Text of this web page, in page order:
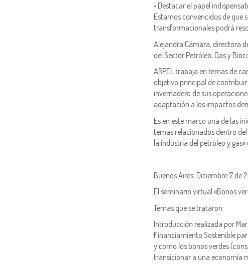
• Destacar el papel
Estamos convencidos de que
transformacionales podrá
Alejandra Cámara, directora
del Sector Petróleo, Gas y
ARPEL trabaja en temas de
objetivo principal de contribuir
invernadero de sus
adaptación a los impactos
Es en este marco una de las
temas relacionados dentro
la industria del petróleo y
Buenos Aires, Diciembre 7 de
El seminario virtual «Bonos
Temas que se trataron:
Introducción realizada por
Financiamiento Sostenible
y como los bonos verdes
transicionar a una economía